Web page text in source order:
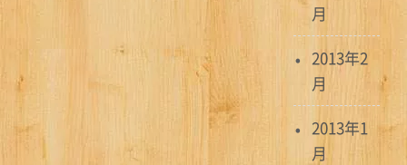
月
2013年2
月
2013年1
月